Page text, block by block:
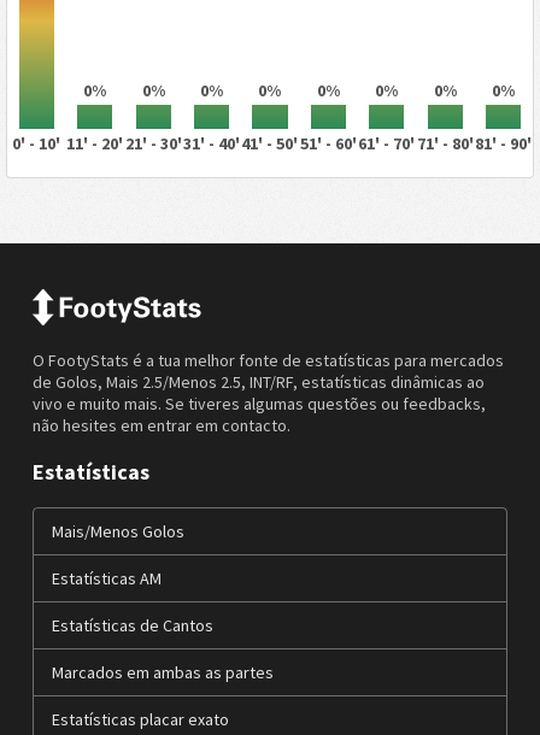
0% 0% 0% 0% 0% 0% 0% 0%
0' - 10' 11' - 20' 21' - 30'31' - 40'41' - 50'51' - 60'61' - 70' 71' - 80'81' - 90'
O FootyStats é a tua melhor fonte de estatísticas para mercados
de Golos, Mais 2.5/Menos 2.5, INT/RF, estatísticas dinâmicas ao
vivo e muito mais. Se tiveres algumas questões ou feedbacks,
não hesites em entrar em contacto.
Estatísticas
Mais/Menos Golos
Estatísticas AM
Estatísticas de Cantos
Marcados em ambas as partes
Estatísticas placar exato